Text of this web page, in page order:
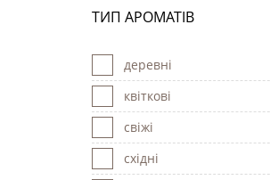
ТИП АРОМАТІВ
деревні
квіткові
свіжі
східні